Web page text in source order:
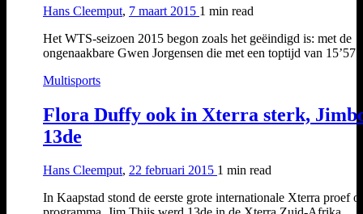
Hans Cleemput, 7 maart 2015 1 min read
Het WTS-seizoen 2015 begon zoals het geëindigd is: met de
ongenaakbare Gwen Jorgensen die met een toptijd van
Multisports
Flora Duffy ook in Xterra sterk,
13de
Hans Cleemput, 22 februari 2015 1 min read
In Kaapstad stond de eerste grote internationale Xterra proef